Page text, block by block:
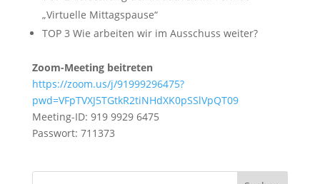
„Virtuelle Mittagspause“
TOP 3 Wie arbeiten wir im Ausschuss weiter?
Zoom-Meeting beitreten
https://zoom.us/j/91999296475?
pwd=VFpTVXJ5TGtkR2tiNHdXK0pSSlVpQT09
Meeting-ID: 919 9929 6475
Passwort: 711373